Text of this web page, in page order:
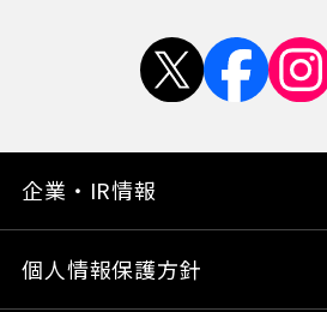
企業・IR情報
個人情報保護方針